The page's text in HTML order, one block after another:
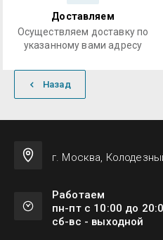
Доставляем
Осуществляем доставку по
указанному вами адресу
Назад
г. Москва,
Работаем
пн-пт с 10:00 до
сб-вс - выходной